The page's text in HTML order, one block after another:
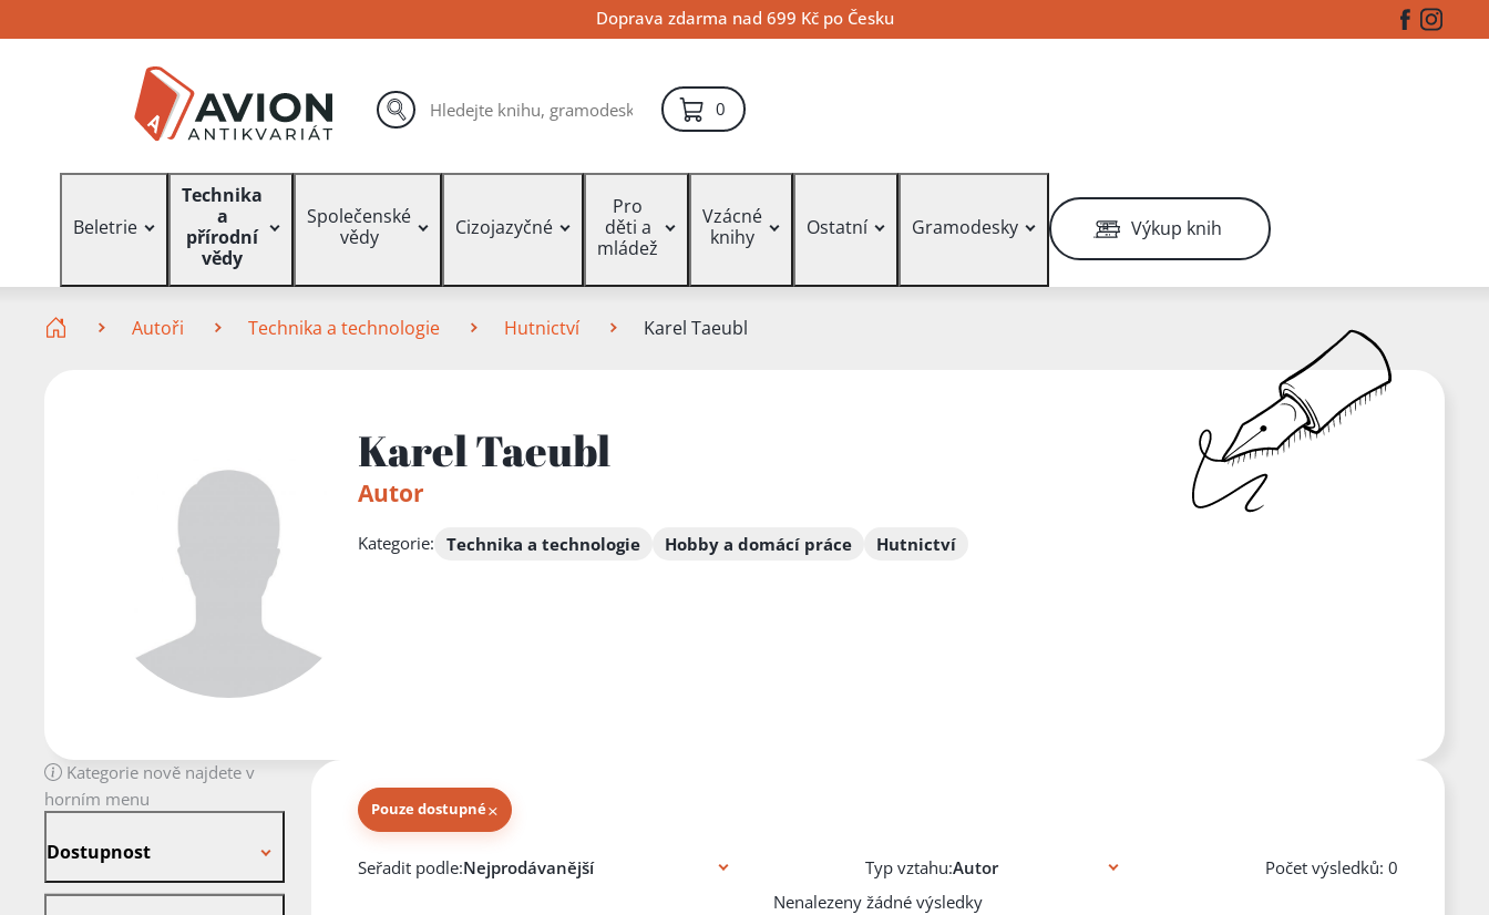
na
na
na
Doprava zdarma nad 699 Kč po Česku Facebook
Vyhledávání hledat
0položek – košík
Beletrie
Technika
a
přírodní
vědy
Společenské
vědy
Cizojazyčné
Pro
děti a
mládež
Vzácné
knihy
Ostatní Gramodesky Výkup knih
Autoři Technika a technologie Hutnictví Karel Taeubl
Karel Taeubl
Autor
Kategorie: Technika a technologie Hobby a domácí práce Hutnictví
Kategorie nově najdete v
horním menu
Dostupnost
Pouze dostupné×
Knihy autora
Seřadit podle: Typ vztahu:
Počet výsledků: 0
Nenalezeny žádné výsledky